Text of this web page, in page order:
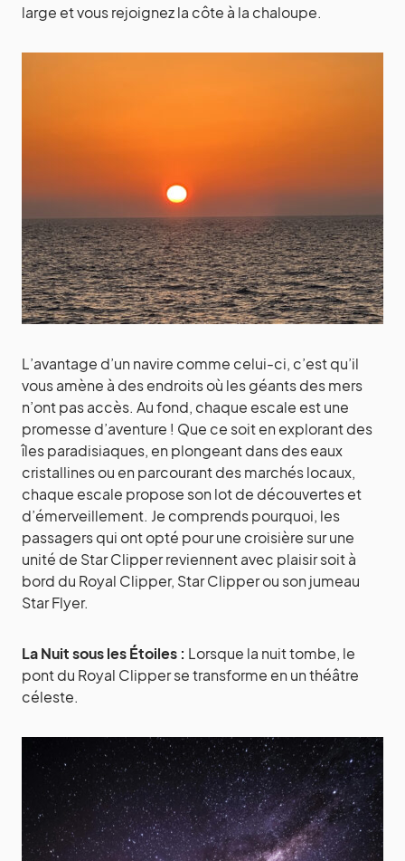
large et vous rejoignez la côte à la chaloupe.
L’avantage d’un navire comme celui-ci, c’est qu’il
vous amène à des endroits où les géants des mers
n’ont pas accès. Au fond, chaque escale est une
promesse d’aventure ! Que ce soit en explorant des
îles paradisiaques, en plongeant dans des eaux
cristallines ou en parcourant des marchés locaux,
chaque escale propose son lot de découvertes et
d’émerveillement. Je comprends pourquoi, les
passagers qui ont opté pour une croisière sur une
unité de Star Clipper reviennent avec plaisir soit à
bord du Royal Clipper, Star Clipper ou son jumeau
Star Flyer.
La Nuit sous les Étoiles : Lorsque la nuit tombe, le
pont du Royal Clipper se transforme en un théâtre
céleste.